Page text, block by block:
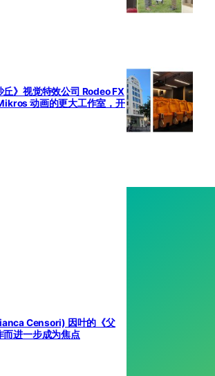
丘》视觉特效公司 Rodeo FX
动画的更大工作室，开
Censori) 因叶的《父
而进一步成为焦点